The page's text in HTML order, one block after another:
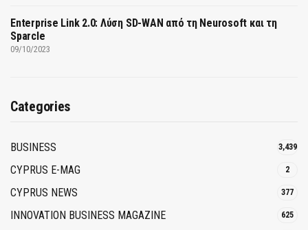
Enterprise Link 2.0: Λύση SD-WAN από τη Neurosoft και τη
Sparcle
09/10/2023
Categories
BUSINESS 3,439
CYPRUS E-MAG 2
CYPRUS NEWS 377
INNOVATION BUSINESS MAGAZINE 625